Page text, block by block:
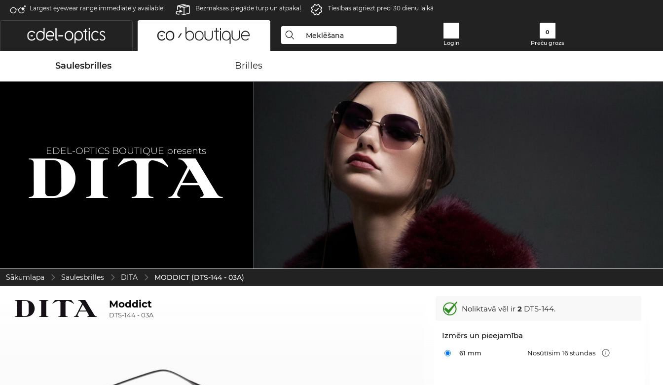
Largest eyewear range immediately available! Bezmaksas piegāde turp un atpakaļ Tiesības atgriezt preci 30 dienu laikā
Login
0
Preču grozs
Saulesbrilles Brilles
EDEL-OPTICS BOUTIQUE presents
Sākumlapa Saulesbrilles DITA MODDICT (DTS-144 - 03A)
Moddict
DTS-144 - 03A
Noliktavā vēl ir2 DTS-144.
Izmērs un pieejamība
61 mm Nosūtīsim 16 stundas